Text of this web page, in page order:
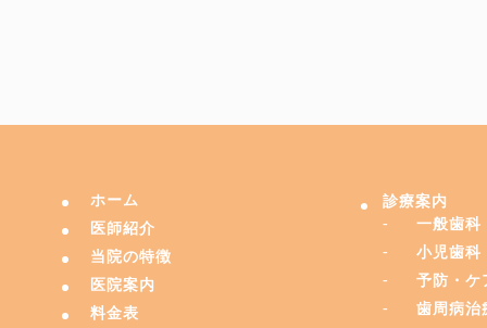
ホーム
医師紹介
当院の特徴
医院案内
料金表
診療案内
一般歯科
小児歯科
予防・ケ
歯周病治